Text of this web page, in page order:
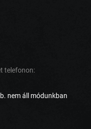
telefonon:
nem áll módunkban